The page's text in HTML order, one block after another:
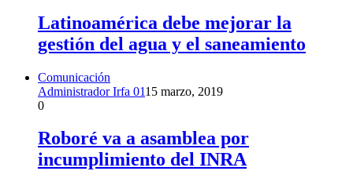
Latinoamérica debe mejorar la
gestión del agua y el saneamiento
Comunicación
Administrador Irfa 0115 marzo, 2019
0
Roboré va a asamblea por
incumplimiento del INRA